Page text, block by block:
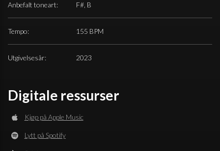
Anbefalt toneart: F#, B
Tempo: 155 BPM
Utgivelsesår: 2023
Digitale ressurser
Kjøp på Apple Music
Lytt på Spotify